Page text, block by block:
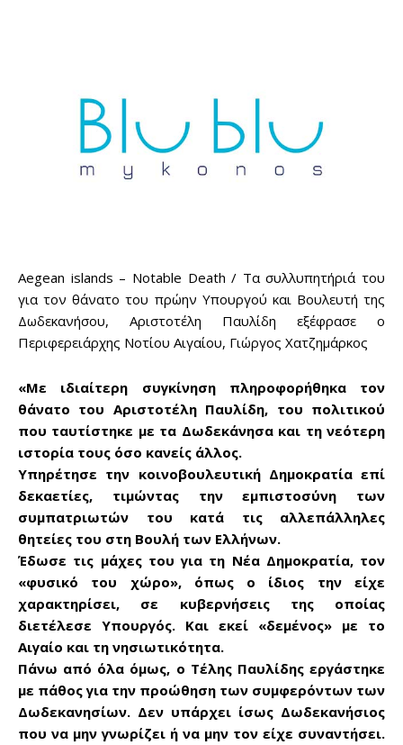
Don't miss
out!
Aegean islands – Notable Death / Τα συλλυπητήριά του
για τον θάνατο του πρώην Υπουργού και Βουλευτή της
Δωδεκανήσου, Αριστοτέλη Παυλίδη εξέφρασε ο
Περιφερειάρχης Νοτίου Αιγαίου, Γιώργος Χατζημάρκος
«Με ιδιαίτερη συγκίνηση πληροφορήθηκα τον
θάνατο του Αριστοτέλη Παυλίδη, του πολιτικού
που ταυτίστηκε με τα Δωδεκάνησα και τη νεότερη
ιστορία τους όσο κανείς άλλος.
Υπηρέτησε την κοινοβουλευτική Δημοκρατία επί
δεκαετίες, τιμώντας την εμπιστοσύνη των
συμπατριωτών του κατά τις αλλεπάλληλες
θητείες του στη Βουλή των Ελλήνων.
Έδωσε τις μάχες του για τη Νέα Δημοκρατία, τον
«φυσικό του χώρο», όπως ο ίδιος την είχε
χαρακτηρίσει, σε κυβερνήσεις της οποίας
διετέλεσε Υπουργός. Και εκεί «δεμένος» με το
Αιγαίο και τη νησιωτικότητα.
Πάνω από όλα όμως, ο Τέλης Παυλίδης εργάστηκε
με πάθος για την προώθηση των συμφερόντων των
Δωδεκανησίων. Δεν υπάρχει ίσως Δωδεκανήσιος
που να μην γνωρίζει ή να μην τον είχε συναντήσει.